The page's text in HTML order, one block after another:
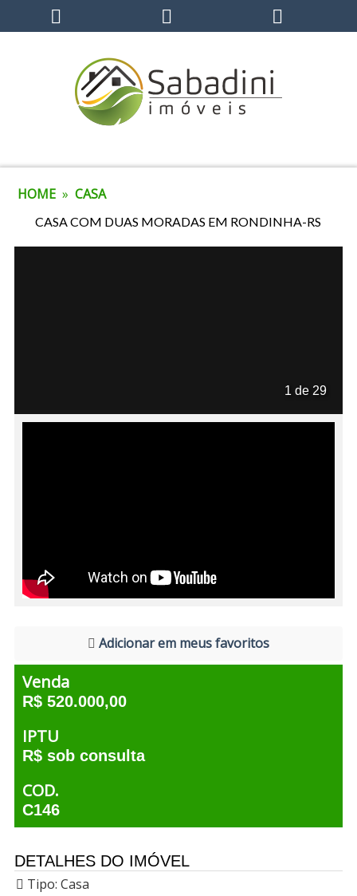
HOME » CASA
CASA COM DUAS MORADAS EM RONDINHA-RS
1 de 29
Adicionar em meus favoritos
Venda
R$ 520.000,00
IPTU
R$ sob consulta
COD.
C146
DETALHES DO IMÓVEL
Tipo: Casa